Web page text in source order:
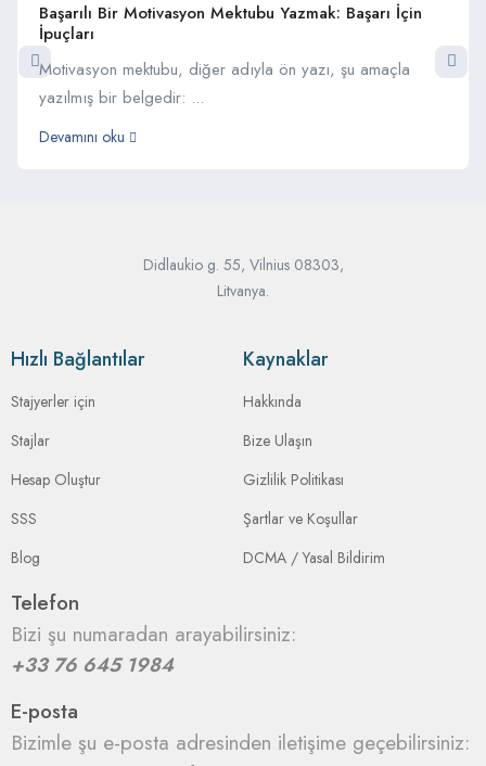
Başarılı Bir Motivasyon Mektubu Yazmak: Başarı İçin
İpuçları
Motivasyon mektubu, diğer adıyla ön yazı, şu amaçla
yazılmış bir belgedir: ...
Devamını oku
Didlaukio g. 55, Vilnius 08303,
Litvanya.
Hızlı Bağlantılar
Stajyerler için
Stajlar
Hesap Oluştur
SSS
Blog
Kaynaklar
Hakkında
Bize Ulaşın
Gizlilik Politikası
Şartlar ve Koşullar
DCMA / Yasal Bildirim
Telefon
Bizi şu numaradan arayabilirsiniz:
+33 76 645 1984
E-posta
Bizimle şu e-posta adresinden iletişime geçebilirsiniz: